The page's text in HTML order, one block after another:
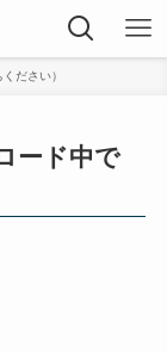
ださい）
ード中で